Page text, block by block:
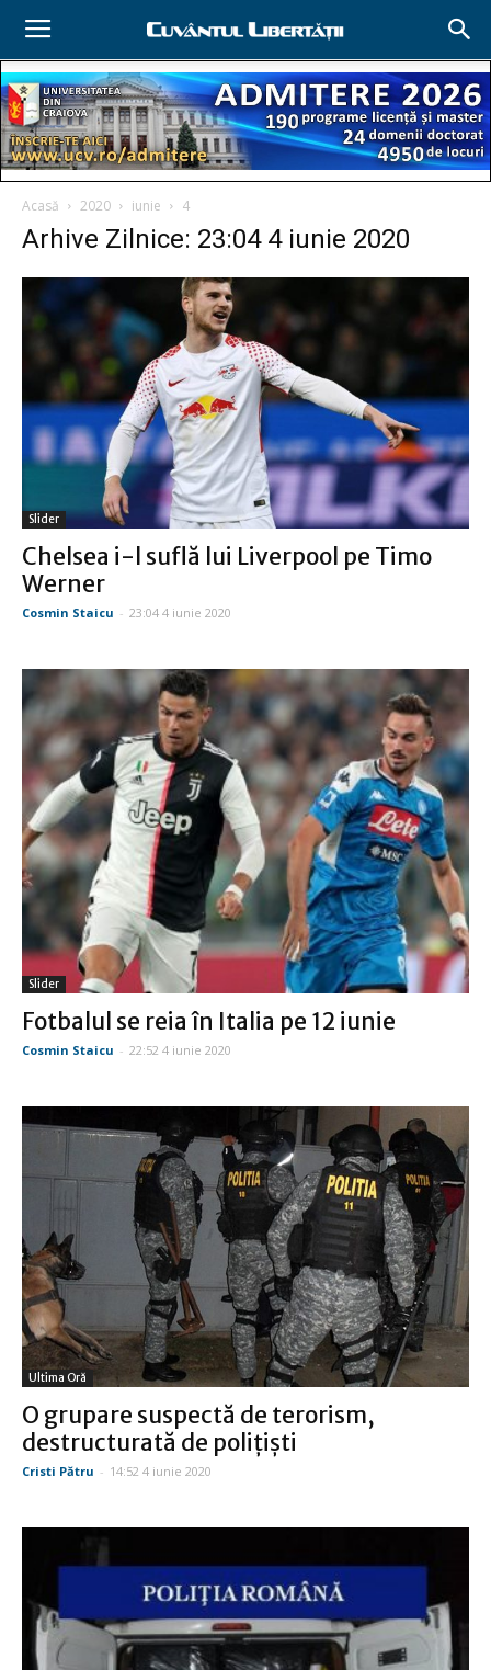
Acasă 2020 iunie 4
Arhive Zilnice: 23:04 4 iunie 2020
Slider
Chelsea i-l suflă lui Liverpool pe Timo
Werner
Cosmin Staicu - 23:04 4 iunie 2020
Slider
Fotbalul se reia în Italia pe 12 iunie
Cosmin Staicu - 22:52 4 iunie 2020
Ultima Oră
O grupare suspectă de terorism,
destructurată de poliţişti
Cristi Pătru - 14:52 4 iunie 2020